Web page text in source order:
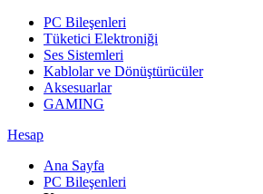
PC Bileşenleri
Tüketici Elektroniği
Ses Sistemleri
Kablolar ve Dönüştürücüler
Aksesuarlar
GAMING
Hesap
Ana Sayfa
PC Bileşenleri